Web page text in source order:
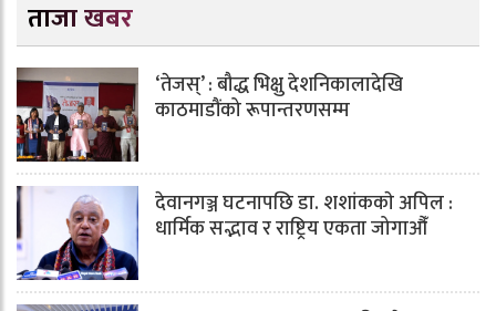
ताजा खबर
‘तेजस्’ : बौद्ध भिक्षु देशनिकालादेखि
काठमाडौंको रूपान्तरणसम्म
देवानगञ्ज घटनापछि डा. शशांककाे अपिल :
धार्मिक सद्भाव र राष्ट्रिय एकता जोगाऔँ